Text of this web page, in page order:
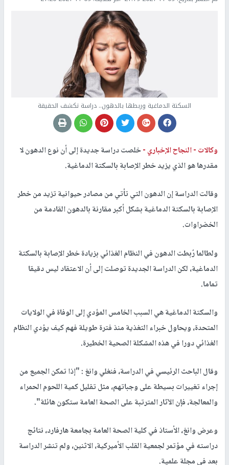
السكتة الدماغية وربطها بالدهون.. دراسة تكشف الحقيقة
وكالات -النجاح الإخباري -خلصت دراسة جديدة إلى أن نوع الدهون لا
مقدرها هو الذي يزيد خطر الإصابة بالسكتة الدماغية.
وقالت الدراسة إن الدهون التي تأتي من مصادر حيوانية تزيد من خطر
الإصابة بالسكتة الدماغية بشكل أكبر مقارنة بالدهون القادمة من
الخضراوات.
ولطالما رُبطت الدهون في النظام الغذائي بزيادة خطر الإصابة بالسكتة
الدماغية، لكن الدراسة الجديدة توصلت إلى أن الاعتقاد ليس دقيقا
تماما.
والسكتة الدماغية هي السبب الخامس المؤدي إلى الوفاة في الولايات
المتحدة، ويحاول خبراء التغذية منذ فترة طويلة فهم كيف يؤدي النظام
الغذائي دورا في هذه المشكلة الصحية الخطيرة.
وقال الباحث الرئيسي في الدراسة، فنغلي وانغ : "إذا تمكن الجميع من
إجراء تغييرات بسيطة على وجباتهم، مثل تقليل كمية اللحوم الحمراء
والمعالجة، فإن الآثار المترتبة على الصحة العامة ستكون هائلة".
وعرض وانغ، الأستاذ في كلية الصحة العامة بجامعة هارفارد، نتائج
دراسته في مؤتمر لجمعية القلب الأميركية، الاثنين، ولم تنشر الدراسة
بعد في مجلة علمية.